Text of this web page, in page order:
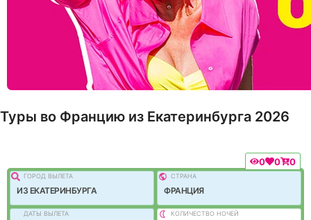
Туры во Францию из Екатеринбурга 2026
0 0 0
ГОРОД ВЫЛEТА
ИЗ ЕКАТЕРИНБУРГА
СТРАНА
ФРАНЦИЯ
ДАТЫ ВЫЛЕТА КОЛИЧЕСТВО НОЧЕЙ